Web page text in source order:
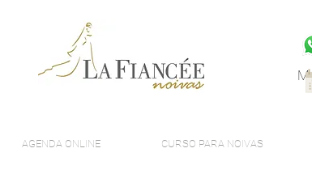
AGENDA ONLINE CURSO PARA NOIVAS